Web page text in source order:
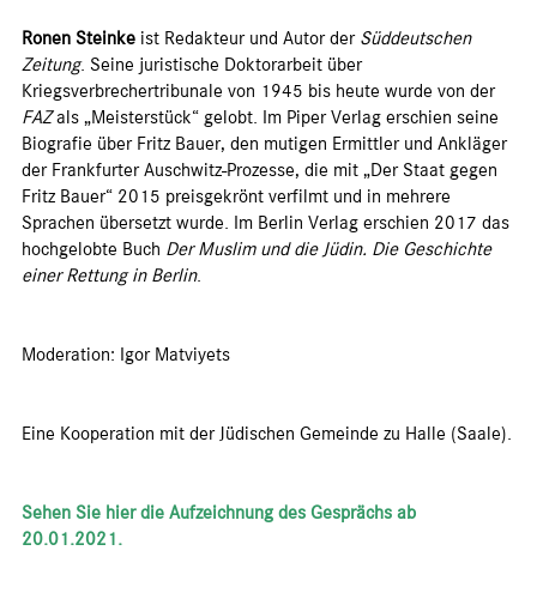
Ronen Steinke ist Redakteur und Autor der Süddeutschen
Zeitung. Seine juristische Doktorarbeit über
Kriegsverbrechertribunale von 1945 bis heute wurde von der
FAZals „Meisterstück“ gelobt. Im Piper Verlag erschien seine
Biografie über Fritz Bauer, den mutigen Ermittler und Ankläger
der Frankfurter Auschwitz-Prozesse, die mit „Der Staat gegen
Fritz Bauer“ 2015 preisgekrönt verfilmt und in mehrere
Sprachen übersetzt wurde. Im Berlin Verlag erschien 2017 das
hochgelobte Buch Der Muslim und die Jüdin. Die Geschichte
einer Rettung in Berlin.
Moderation: Igor Matviyets
Eine Kooperation mit der Jüdischen Gemeinde zu Halle (Saale).
Sehen Sie hier die Aufzeichnung des Gesprächs ab
20.01.2021.